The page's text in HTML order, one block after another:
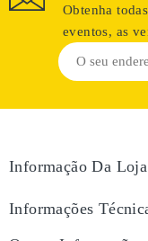
Obtenha
eventos, as
Informação Da Loja
Informações